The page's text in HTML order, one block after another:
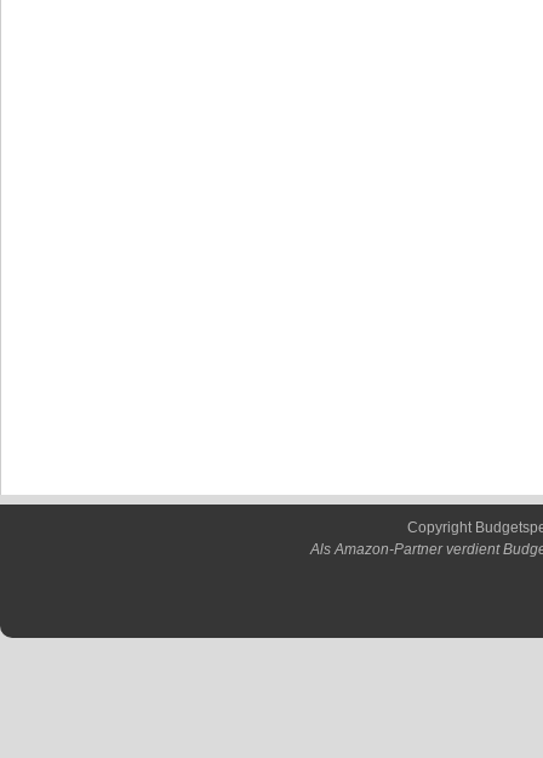
Copyright
Als Amazon-Partner verdient